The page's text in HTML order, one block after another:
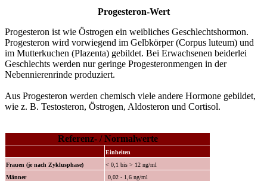
Progesteron-Wert
Progesteron ist wie Östrogen ein weibliches Geschlechtshormon.
Progesteron wird vorwiegend im Gelbkörper (Corpus luteum) und
im Mutterkuchen (Plazenta) gebildet. Bei Erwachsenen beiderlei
Geschlechts werden nur geringe Progesteronmengen in der
Nebennierenrinde produziert.
Aus Progesteron werden chemisch viele andere Hormone gebildet,
wie z. B. Testosteron, Östrogen, Aldosteron und Cortisol.
Referenz- / Normalwerte
Einheiten
Frauen (je nach Zyklusphase)
< 0,1 bis > 12 ng/ml
Männer
0,02 - 1,6 ng/ml